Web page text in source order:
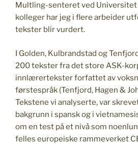
Multling-senteret ved Universitet
kolleger har jeg i flere arbeider
tekster blir vurdert.
I Golden, Kulbrandstad og
200 tekster fra det store ASK-
innlærertekster forfattet av
førstespråk (Tenfjord, Hagen &
Tekstene vi analyserte, var
bakgrunn i spansk og i
om en test på et nivå som
felles europeiske rammeverket